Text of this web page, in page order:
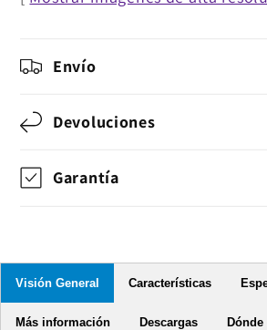
articulación
Envío
Devoluciones
Garantía
Visión General Características
Más información Descargas